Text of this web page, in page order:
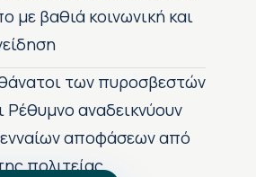
με βαθιά κοινωνική και
των πυροσβεστών
Ρέθυμνο αναδεικνύουν
αποφάσεων από
πολιτείας